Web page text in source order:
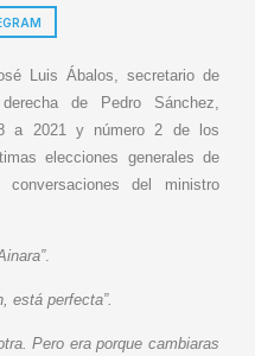
Luis Ábalos, secretario de
de Pedro Sánchez,
a 2021 y número 2 de los
elecciones generales de
del ministro
.
está perfecta”.
Pero era porque cambiaras